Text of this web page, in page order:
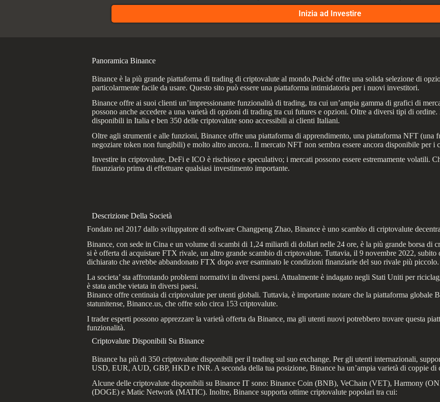
Inizia ad Investire
Panoramica Binance
Binance è la più grande piattaforma di trading di criptovalute al mondo.Poiché offre una solida selezione di
particolarmente facile da usare. Questo sito può essere una piattaforma intimidatoria per i nuovi investitori.
Binance offre ai suoi clienti un’impressionante funzionalità di trading, tra cui un’ampia gamma di grafici di
possono anche accedere a una varietà di opzioni di trading tra cui futures e opzioni. Oltre a diversi tipi di
disponibili in Italia e ben 350 delle criptovalute sono accessibili ai clienti Italiani.
Oltre agli strumenti e alle funzioni, Binance offre una piattaforma di apprendimento, una piattaforma NFT (una
negoziare token non fungibili) e molto altro ancora.. Il mercato NFT non sembra essere ancora disponibile per i
Investire in criptovalute, DeFi e ICO è rischioso e speculativo; i mercati possono essere estremamente volatili.
finanziario prima di effettuare qualsiasi investimento importante.
Descrizione Della Società
Fondato nel 2017 dallo sviluppatore di software Changpeng Zhao, Binance è uno scambio di criptovalute
Binance, con sede in Cina e un volume di scambi di 1,24 miliardi di dollari nelle 24 ore, è la più grande borsa di
si è offerta di acquistare FTX rivale, un altro grande scambio di criptovalute. Tuttavia, il 9 novembre 2022, subito
dichiarato che avrebbe abbandonato FTX dopo aver esaminato le condizioni finanziarie del suo rivale più piccolo.
La societa’ sta affrontando problemi normativi in diversi paesi. Attualmente è indagato negli Stati Uniti per
è stata anche vietata in diversi paesi.
Binance offre centinaia di criptovalute per utenti globali. Tuttavia, è importante notare che la piattaforma globale
statunitense, Binance.us, che offre solo circa 153 criptovalute.
I trader esperti possono apprezzare la varietà offerta da Binance, ma gli utenti nuovi potrebbero trovare questa
funzionalità.
Criptovalute Disponibili Su Binance
Binance ha più di 350 criptovalute disponibili per il trading sul suo exchange. Per gli utenti internazionali,
USD, EUR, AUD, GBP, HKD e INR. A seconda della tua posizione, Binance ha un’ampia varietà di coppie di
Alcune delle criptovalute disponibili su Binance IT sono: Binance Coin (BNB), VeChain (VET), Harmony
(DOGE) e Matic Network (MATIC). Inoltre, Binance supporta ottime criptovalute popolari tra cui: